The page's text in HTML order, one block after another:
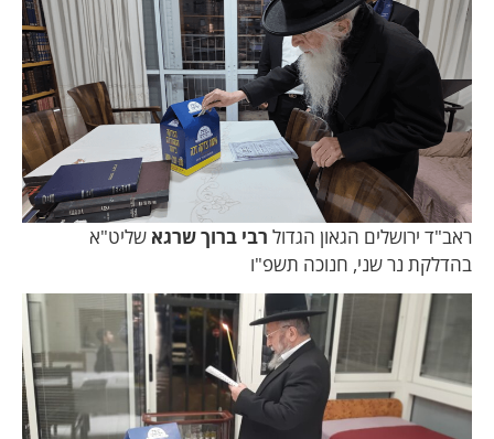
ראב"ד ירושלים הגאון הגדולרבי ברוך שרגאשליט"א
בהדלקת נר שני, חנוכה תשפ"ו